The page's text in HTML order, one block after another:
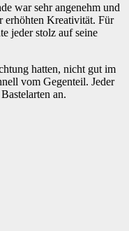
war sehr angenehm und
erhöhten Kreativität. Für
jeder stolz auf seine
hatten, nicht gut im
vom Gegenteil. Jeder
an.